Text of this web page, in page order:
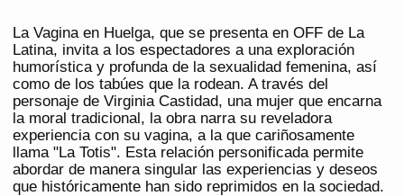
La Vagina en Huelga, que se presenta en OFF de La
Latina, invita a los espectadores a una exploración
humorística y profunda de la sexualidad femenina, así
como de los tabúes que la rodean. A través del
personaje de Virginia Castidad, una mujer que encarna
la moral tradicional, la obra narra su reveladora
experiencia con su vagina, a la que cariñosamente
llama "La Totis". Esta relación personificada permite
abordar de manera singular las experiencias y deseos
que históricamente han sido reprimidos en la sociedad.